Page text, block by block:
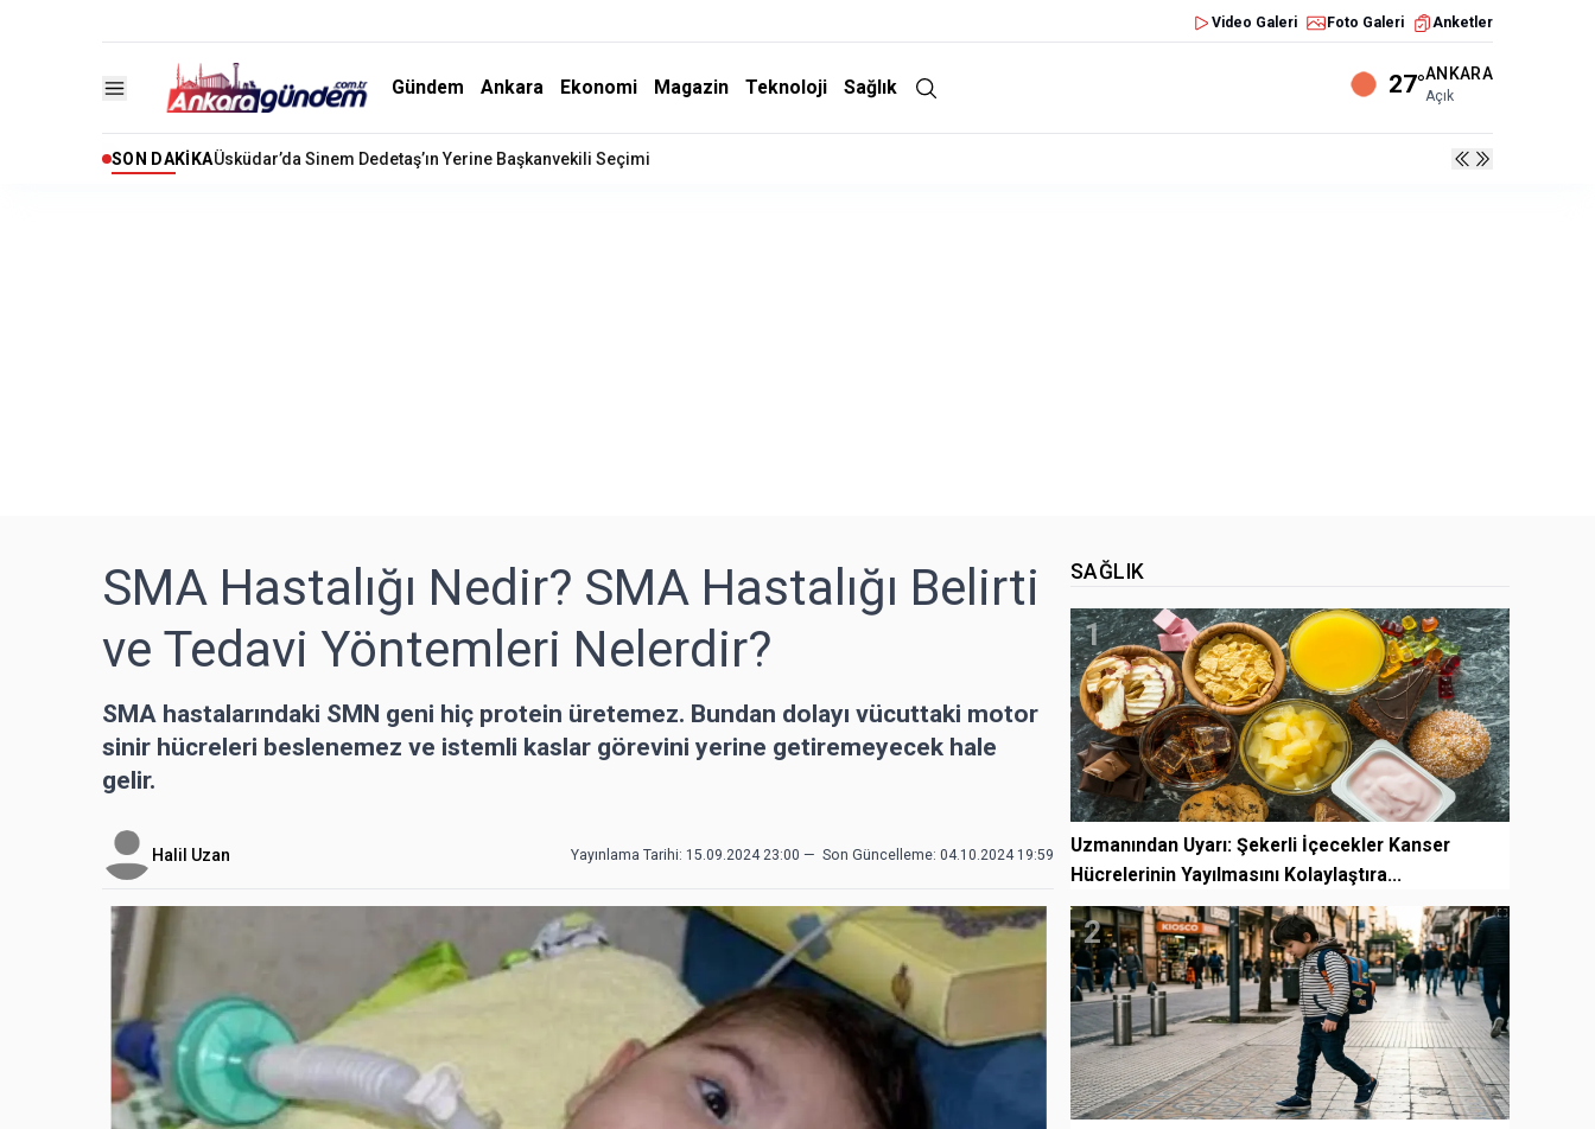
Video Galeri Foto Galeri Anketler
Gündem Ankara Ekonomi Magazin Teknoloji Sağlık 27°ANKARA
Açık
SON DAKIKAAkaryakıtta İndirim Beklentisi: Motorine İndirim Geliyor
SMA Hastalığı Nedir? SMA Hastalığı Belirti
ve Tedavi Yöntemleri Nelerdir?
SMA hastalarındaki SMN geni hiç protein üretemez. Bundan dolayı vücuttaki motor
sinir hücreleri beslenemez ve istemli kaslar görevini yerine getiremeyecek hale
gelir.
Halil Uzan Yayınlama Tarihi: 15.09.2024 23:00 — Son Güncelleme: 04.10.2024 19:59
SAĞLIK
1
Uzmanından Uyarı: Şekerli İçecekler Kanser
Hücrelerinin Yayılmasını Kolaylaştıra...
2